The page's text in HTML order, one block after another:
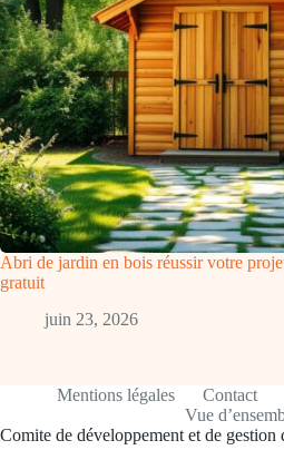
Abri de jardin en bois réussir votre
gratuit
juin 23, 2026
Mentions légales Contact
Vue
Comite de développement et de gestion